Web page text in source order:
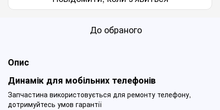
До обраного
Опис
Динамік для мобільних телефонів
Запчастина використовується для ремонту телефону,
дотримуйтесь умов гарантії